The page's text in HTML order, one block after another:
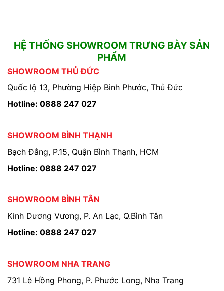
HỆ THỐNG SHOWROOM TRƯNG BÀY SẢN
PHẨM
SHOWROOM THỦ ĐỨC
Quốc lộ 13, Phường Hiệp Bình Phước, Thủ Đức
Hotline: 0888 247 027
SHOWROOM BÌNH THẠNH
Bạch Đằng, P.15, Quận Bình Thạnh, HCM
Hotline: 0888 247 027
SHOWROOM BÌNH TÂN
Kinh Dương Vương, P. An Lạc, Q.Bình Tân
Hotline: 0888 247 027
SHOWROOM NHA TRANG
731 Lê Hồng Phong, P. Phước Long, Nha Trang